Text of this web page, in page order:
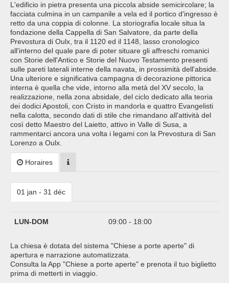
L'edificio in pietra presenta una piccola abside semicircolare; la
facciata culmina in un campanile a vela ed il portico d'ingresso è
retto da una coppia di colonne. La storiografia locale situa la
fondazione della Cappella di San Salvatore, da parte della
Prevostura di Oulx, tra il 1120 ed il 1148, lasso cronologico
all'interno del quale pare di poter situare gli affreschi romanici
con Storie dell'Antico e Storie del Nuovo Testamento presenti
sulle pareti laterali interne della navata, in prossimità dell'abside.
Una ulteriore e significativa campagna di decorazione pittorica
interna è quella che vide, intorno alla metà del XV secolo, la
realizzazione, nella zona absidale, del ciclo dedicato alla teoria
dei dodici Apostoli, con Cristo in mandorla e quattro Evangelisti
nella calotta, secondo dati di stile che rimandano all'attività del
così detto Maestro del Laietto, attivo in Valle di Susa, a
rammentarci ancora una volta i legami con la Prevostura di San
Lorenzo a Oulx.
Horaires
01 jan - 31 déc
LUN-DOM 09:00 - 18:00
La chiesa è dotata del sistema "Chiese a porte aperte" di
apertura e narrazione automatizzata.
Consulta la App "Chiese a porte aperte" e prenota il tuo biglietto
prima di metterti in viaggio.